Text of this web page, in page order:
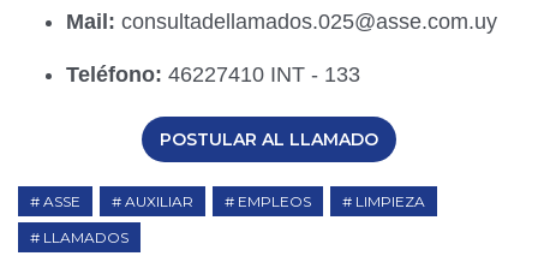
Mail: consultadellamados.025@asse.com.uy
Teléfono: 46227410 INT - 133
POSTULAR AL LLAMADO
ASSE AUXILIAR EMPLEOS
LIMPIEZA
LLAMADOS